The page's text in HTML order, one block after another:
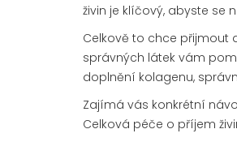
živin je klíčový, abyste se
Celkově to chce přijmout
správných látek vám
doplnění kolagenu,
Zajímá vás konkrétní
Celková péče o příjem